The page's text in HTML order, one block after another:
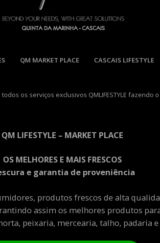
QM MARKET PLACE CASCAIS LIFESTYLE
os serviços exclusivos QMLIFESTYLE fazendo
QM LIFESTYLE – MARKET PLACE
OS MELHORES E MAIS FRESCOS
e garantia de proveniência
produtos frescos de alta
assim os melhores produtos
peixaria, mercearia, talho, padaria